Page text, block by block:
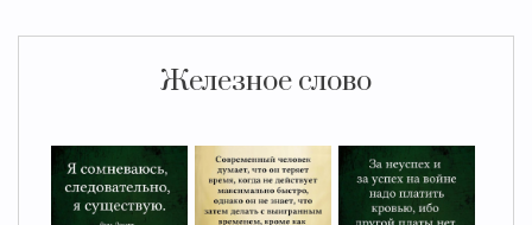
Железное слово